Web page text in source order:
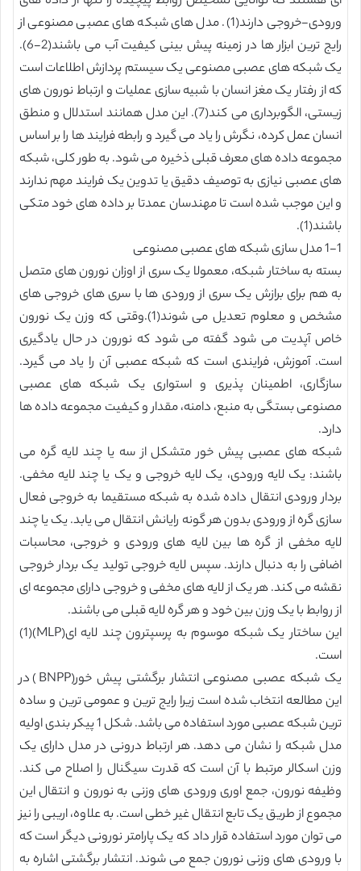
ورودی-خروجی دارند(1). مدل های شبکه های عصبی مصنوعی از
رایج ترین ابزار ها در زمینه پیش بینی کیفیت آب می باشند(2-6).
یک شبکه های عصبی مصنوعی یک سیستم پردازش اطلاعات است
که از رفتار یک مغز انسان با شبیه سازی عملیات و ارتباط نورون های
زیستی، الگوبرداری می کند(7). این مدل همانند استدلال و منطق
انسان عمل کرده، نگرش را یاد می گیرد و رابطه فرایند ها را بر اساس
مجموعه داده های معرف قبلی ذخیره می شود. به طور کلی، شبکه
های عصبی نیازی به توصیف دقیق یا تدوین یک فرایند مهم ندارند
و این موجب شده است تا مهندسان عمدتا بر داده های خود متکی
باشند(1).
1-1 مدل سازی شبکه های عصبی مصنوعی
بسته به ساختار شبکه، معمولا یک سری از اوزان نورون های متصل
به هم برای برازش یک سری از ورودی ها با سری های خروجی های
مشخص و معلوم تعدیل می شوند(1).وقتی که وزن یک نورون
خاص آپدیت می شود گفته می شود که نورون در حال یادگیری
است. آموزش، فرایندی است که شبکه عصبی آن را یاد می گیرد.
سازگاری، اطمینان پذیری و استواری یک شبکه های عصبی
مصنوعی بستگی به منبع، دامنه، مقدار و کیفیت مجموعه داده ها
دارد.
شبکه های عصبی پیش خور متشکل از سه یا چند لایه گره می
باشند: یک لایه ورودی، یک لایه خروجی و یک یا چند لایه مخفی.
بردار ورودی انتقال داده شده به شبکه مستقیما به خروجی فعال
سازی گره از ورودی بدون هر گونه رایانش انتقال می یابد. یک یا چند
لایه مخفی از گره ها بین لایه های ورودی و خروجی، محاسبات
اضافی را به دنبال دارند. سپس لایه خروجی تولید یک بردار خروجی
نقشه می کند. هر یک از لایه های مخفی و خروجی دارای مجموعه ای
از روابط با یک وزن بین خود و هر گره لایه قبلی می باشند.
این ساختار یک شبکه موسوم به پرسپترون چند لایه ای(MLP)(1)
است.
یک شبکه عصبی مصنوعی انتشار برگشتی پیش خور(BNPP) در
این مطالعه انتخاب شده است زیرا رایج ترین و عمومی ترین و ساده
ترین شبکه عصبی مورد استفاده می باشد. شکل 1 پیکر بندی اولیه
مدل شبکه را نشان می دهد. هر ارتباط درونی در مدل دارای یک
وزن اسکالر مرتبط با آن است که قدرت سیگنال را اصلاح می کند.
وظیفه نورون، جمع اوری ورودی های وزنی به نورون و انتقال این
مجموع از طریق یک تابع انتقال غیر خطی است. به علاوه، اریبی را نیز
می توان مورد استفاده قرار داد که یک پارامتر نورونی دیگر است که
با ورودی های وزنی نورون جمع می شوند. انتشار برگشتی اشاره به